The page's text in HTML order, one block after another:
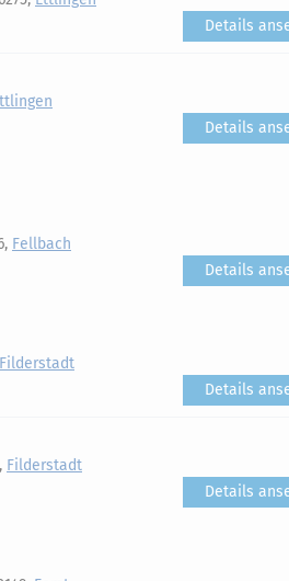
Details
Details
Fellbach
Details
Filderstadt
Details
Filderstadt
Details